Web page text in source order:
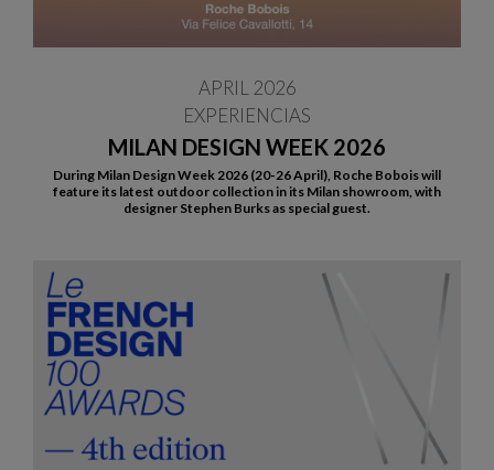
MILAN DESIGN WEEK 2026
APRIL 2026
EXPERIENCIAS
During Milan Design Week 2026 (20-26 April), Roche Bobois will
feature its latest outdoor collection in its Milan showroom, with
designer Stephen Burks as special guest.